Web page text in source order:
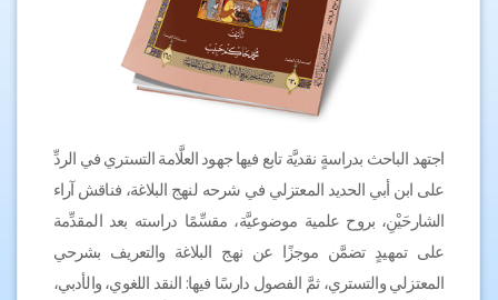
اجتهد الباحث بدراسةٍ نقديَّة تابع فيها جهود العلَّامة التستري في الردِّ
على ابن أبي الحديد المعتزلي في شرحه لنهج البلاغة، فناقش آراء
الشارحَيْنِ، بروح علمية موضوعيَّة، مقسِّمًا دراسته بعد المقدِّمة
على تمهيدٍ تضمَّن موجزًا عن نهج البلاغة والتعريف بشرحي
المعتزلي والتستري، ثمَّ الفصول دارسًا فيها: النقد اللغوي، والأدبي،